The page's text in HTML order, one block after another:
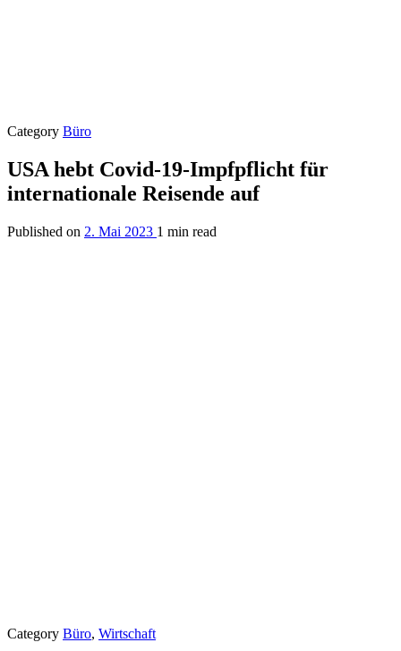
Category Büro
USA hebt Covid-19-Impfpflicht für
internationale Reisende auf
Published on 2. Mai 2023 1 min read
Category Büro, Wirtschaft